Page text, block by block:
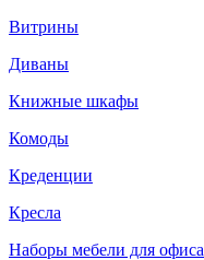
Витрины
Диваны
Книжные шкафы
Комоды
Креденции
Кресла
Наборы мебели для офиса